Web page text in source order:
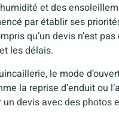
et des
par établir ses
qu’un devis n’est pas
les délais.
le mode
la reprise d’enduit ou
devis avec des photos